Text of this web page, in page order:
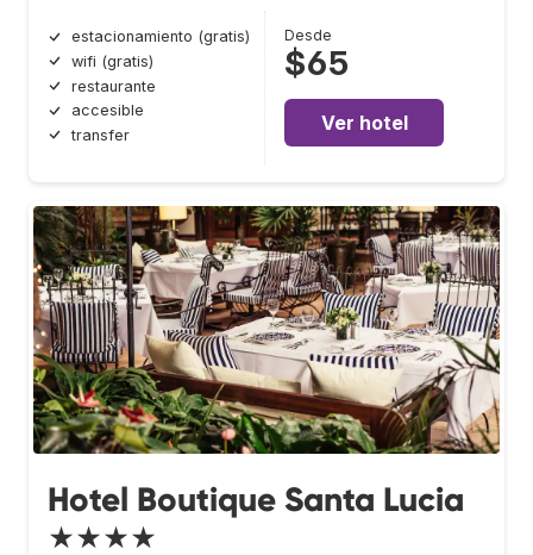
estacionamiento (gratis)
wifi (gratis)
restaurante
accesible
transfer
Desde
$65
Ver hotel
Hotel Boutique Santa Lucia
★★★★